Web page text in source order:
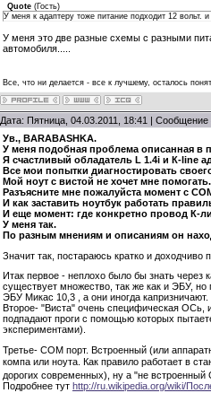
Quote (Гость)
У меня к адаптеру тоже питание подходит 12 вольт.
У меня это две разные схемы с разными
автомобиля.....
Все, что ни делается - все к лучшему, осталось
Дата: Пятница, 04.03.2011, 18:41 | Сообщение
Ув., BARABASHKA.
У меня подобная проблема описанная в
Я счастливый обладатель L 1.4i и К-line
Все мои попытки диагностировать
Мой ноут с вистой не хочет мне помогать.
Разъясните мне пожалуйста момент с
И как заставить ноутбук работать
И еще момент: где конкретно провод К-
У меня так.
По разным мнениям и описаниям он
Значит так, постараюсь кратко и
Итак первое - неплохо было бы знать через
существует множество, так же как и ЭБУ,
ЭБУ Микас 10,3 , а они иногда капризничают.
Второе- "Виста" очень специфическая
подпадают проги с помощью которых
экспериментами).
Третье- СОМ порт. Встроенный (или
компа или ноута. Как правило работает в
дорогих современных), ну а "не встроенный
Подробнее тут http://ru.wikipedia.org/wiki/